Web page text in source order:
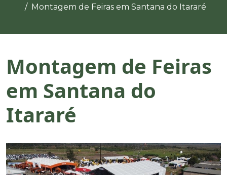
Montagem de Feiras em Santana do Itararé
Montagem de Feiras
em Santana do
Itararé